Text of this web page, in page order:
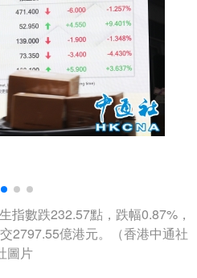
指數跌232.57點，跌幅0.87%，
2797.55億港元。（香港中通社
圖片